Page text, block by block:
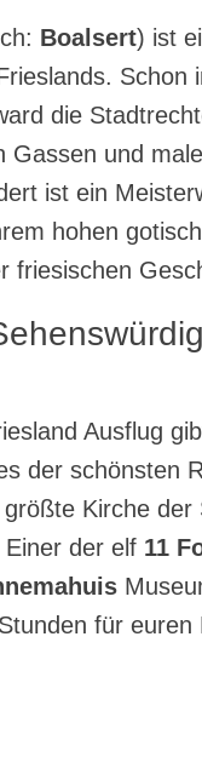
Boalsert) ist
Schon
die
Gassen und
ist ein
hohen
friesischen
Ausflug
der schönsten
Kirche
der elf 11
für